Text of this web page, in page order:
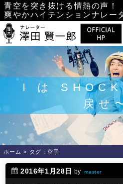
Skip
to
content
青空を突き抜ける情熱の声！
爽やかハイテンションナレー
I は SHOCK
戻せ
ホーム > タグ：空手
2016年1月28日 by master